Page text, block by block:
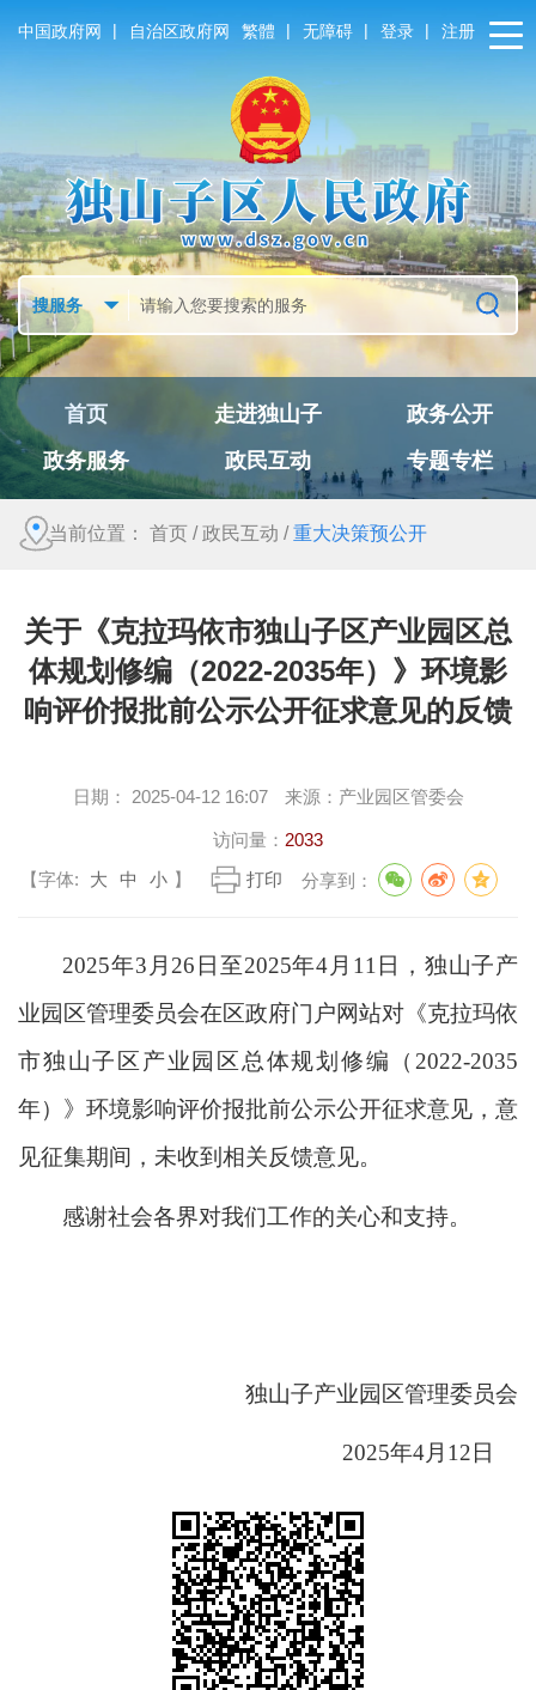
中国政府网 | 自治区政府网 繁體 | 无障碍 | 登录 | 注册
首页 走进独山子
政务公开
政务服务
政民互动 专题专栏
当前位置： 首页 /政民互动 /重大决策预公开
关于《克拉玛依市独山子区产业园区总
体规划修编（2022-2035年）》环境影
响评价报批前公示公开征求意见的反馈
日期： 2025-04-12 16:07 来源： 产业园区管委会
访问量： 2033
【字体:
大 中 小 】 打印 分享到：
2025年3 月26 日至2025年4月 11 日，独山子产
业园区管理委员会在区政府门户网站对《克拉玛依
市独山子区产业园区总体规划修编（ 2022-2035
年） 》环境影响评价报批前公示公开征求意见，意
见征集期间，未收到相关反馈意见。
感谢社会各界对我们工作的关心和支持。
独山子产业园区管理委员会
2025年4月 12 日